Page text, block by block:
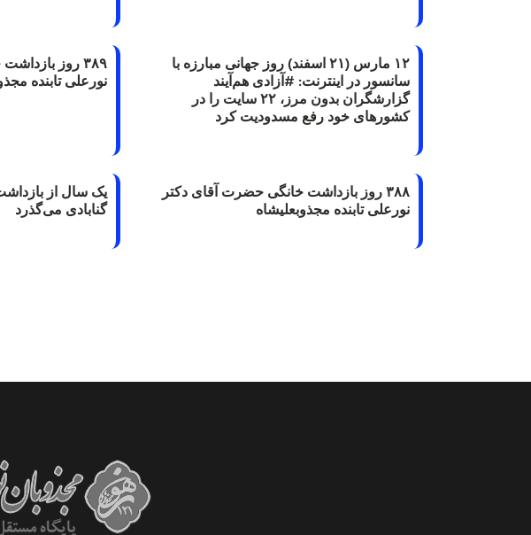
۱۲ مارس (۲۱ اسفند) روز جهانی مبارزه با
سانسور در اینترنت: #آزادی هم‌آیند
گزارشگران‌ بدون مرز، ۲۲ سایت را در
کشورهای خود رفع مسدودیت کرد
۳۸۹ روز
نورعلی تابنده
۳۸۸ روز بازداشت خانگی حضرت آقای دکتر
نورعلی تابنده مجذوبعلیشاه
یک سال از
گنابادی می‌گذرد